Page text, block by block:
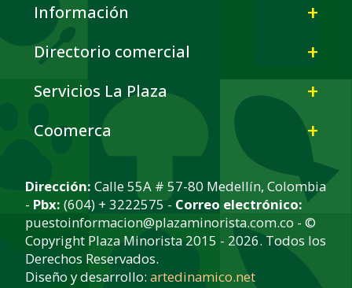
Información
Directorio comercial
Servicios La Plaza
Coomerca
Dirección: Calle 55A # 57-80 Medellín, Colombia
- Pbx: (604) + 3222575 - Correo electrónico:
puestoinformacion@plazaminorista.com.co - ©
Copyright Plaza Minorista 2015 - 2026. Todos los
Derechos Reservados.
Diseño y desarrollo:artedinamico.net